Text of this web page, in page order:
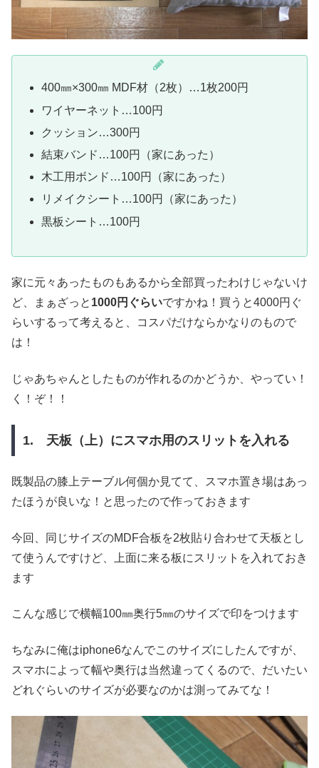
400㎜×300㎜ MDF材（2枚）…1枚200円
ワイヤーネット…100円
クッション…300円
結束バンド…100円（家にあった）
木工用ボンド…100円（家にあった）
リメイクシート…100円（家にあった）
黒板シート…100円
家に元々あったものもあるから全部買ったわけじゃないけ
ど、まぁざっと 1000円ぐらいですかね！買うと4000円ぐ
らいするって考えると、コスパだけならかなりのもので
は！
じゃあちゃんとしたものが作れるのかどうか、やってい！
く！ぞ！！
1. 天板（上）にスマホ用のスリットを入れる
既製品の膝上テーブル何個か見てて、スマホ置き場はあっ
たほうが良いな！と思ったので作っておきます
今回、同じサイズのMDF合板を2枚貼り合わせて天板とし
て使うんですけど、上面に来る板にスリットを入れておき
ます
こんな感じで横幅100㎜奥行5㎜のサイズで印をつけます
ちなみに俺はiphone6なんでこのサイズにしたんですが、
スマホによって幅や奥行は当然違ってくるので、だいたい
どれぐらいのサイズが必要なのかは測ってみてな！